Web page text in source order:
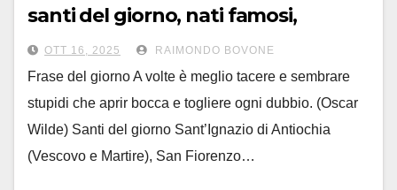
santi del giorno, nati famosi,
accadde oggi
OTT 16, 2025 RAIMONDO BOVONE
Frase del giorno A volte è meglio tacere e sembrare
stupidi che aprir bocca e togliere ogni dubbio. (Oscar
Wilde) Santi del giorno Sant’Ignazio di Antiochia
(Vescovo e Martire), San Fiorenzo…